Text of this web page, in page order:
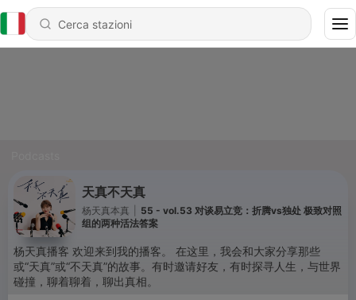
天真不天真
杨天真本真
55 - vol.53 对谈易立竞：折腾vs独处 极致对照
组的两种活法答案
杨天真播客 欢迎来到我的播客。 在这里，我会和大家分享那些
或“天真”或“不天真”的故事。有时邀请好友，有时探寻人生，与世界
碰撞，聊着聊着，聊出真相。